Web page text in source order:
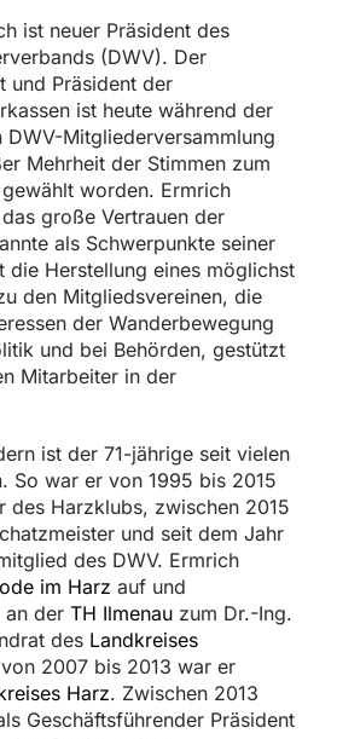
ist neuer Präsident des
(DWV). Der
und Präsident der
ist heute während der
Mitgliederversammlung
Mehrheit der Stimmen zum
worden. Ermrich
große Vertrauen der
als Schwerpunkte seiner
die Herstellung eines möglichst
den Mitgliedsvereinen, die
der Wanderbewegung
und bei Behörden, gestützt
Mitarbeiter in der
ist der 71-jährige seit vielen
So war er von 1995 bis 2015
des Harzklubs, zwischen 2015
und seit dem Jahr
des DWV. Ermrich
im Harz auf und
an der TH Ilmenau zum Dr.-Ing.
des Landkreises
2007 bis 2013 war er
Harz. Zwischen 2013
Geschäftsführender Präsident